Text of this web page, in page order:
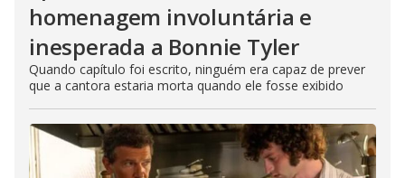
homenagem involuntária e
inesperada a Bonnie Tyler
Quando capítulo foi escrito, ninguém era capaz de prever
que a cantora estaria morta quando ele fosse exibido